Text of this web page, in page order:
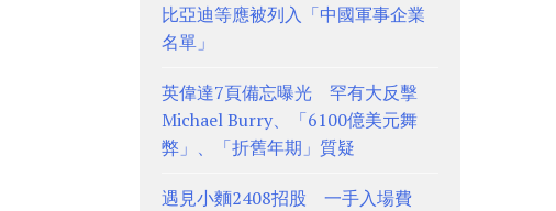
比亞迪等應被列入「中國軍事企業
名單」
英偉達7頁備忘曝光 罕有大反擊
Michael Burry、「6100億美元舞
弊」、「折舊年期」質疑
遇見小麵2408招股 一手入場費